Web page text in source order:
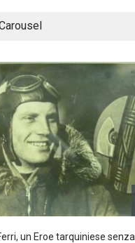
un Eroe tarquiniese senza